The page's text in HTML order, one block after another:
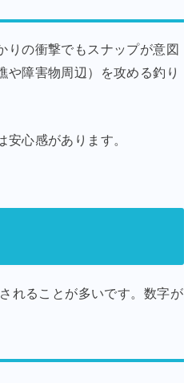
りの衝撃でもスナップが意図
障害物周辺）を攻める釣り
心感があります。
れることが多いです。数字が